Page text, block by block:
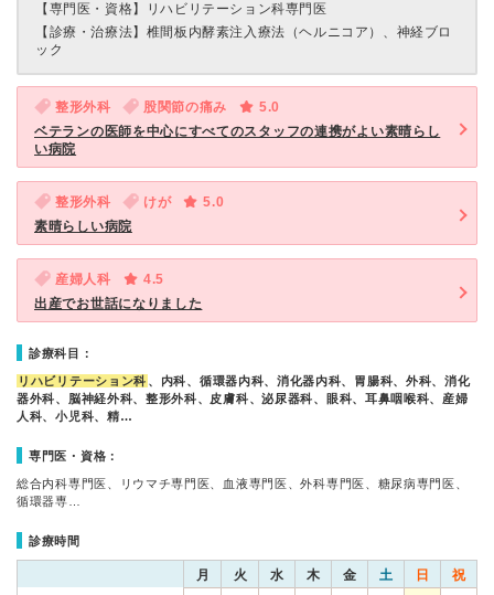
【専門医・資格】
リハビリテーション科専門医
【診療・治療法】 椎間板内酵素注入療法（ヘルニコア）、神経ブロ
ック
整形外科 股関節の痛み
5.0
ベテランの医師を中心にすべてのスタッフの連携がよい素晴らし
い病院
整形外科 けが
5.0
素晴らしい病院
産婦人科
4.5
出産でお世話になりました
診療科目：
リハビリテーション科 、内科、循環器内科、消化器内科、胃腸科、外科、消化
器外科、脳神経外科、整形外科、皮膚科、泌尿器科、眼科、耳鼻咽喉科、産婦
人科、小児科、精…
専門医・資格：
総合内科専門医、リウマチ専門医、血液専門医、外科専門医、糖尿病専門医、
循環器専…
診療時間
月 火 水 木 金 土 日 祝